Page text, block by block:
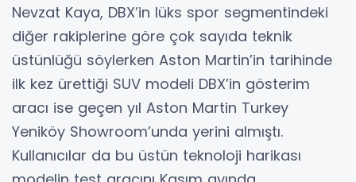
Nevzat Kaya, DBX’in lüks spor segmentindeki
diğer rakiplerine göre çok sayıda teknik
üstünlüğü söylerken Aston Martin’in tarihinde
ilk kez ürettiği SUV modeli DBX’in gösterim
aracı ise geçen yıl Aston Martin Turkey
Yeniköy Showroom’unda yerini almıştı.
Kullanıcılar da bu üstün teknoloji harikası